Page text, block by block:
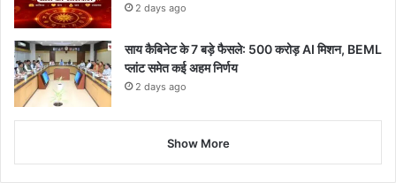
2 days ago
साय कैबिनेट के 7 बड़े फैसले: 500 करोड़ AI मिशन, BEML
प्लांट समेत कई अहम निर्णय
2 days ago
Show More